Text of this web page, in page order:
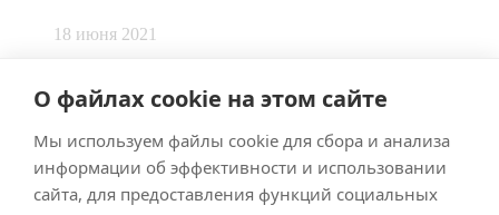
О файлах cookie на этом сайте
Мы используем файлы cookie для сбора и анализа
информации об эффективности и использовании
сайта, для предоставления функций социальных
18 июня 2021
Made bySmart Team
ImpressumDatenschutz
Подписывайтесь на меня в Телеграм